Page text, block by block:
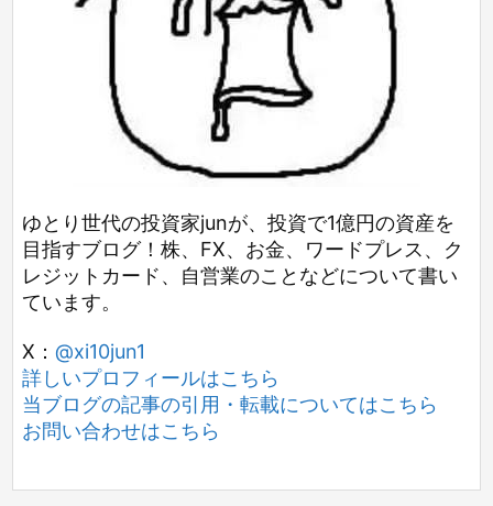
ゆとり世代の投資家junが、投資で1億円の資産を
目指すブログ！株、FX、お金、ワードプレス、ク
レジットカード、自営業のことなどについて書い
ています。
X： @xi10jun1
詳しいプロフィールはこちら
当ブログの記事の引用・転載についてはこちら
お問い合わせはこちら